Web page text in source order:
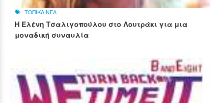
ΤΟΠΙΚΑ ΝΕΑ
Η Ελένη Τσαλιγοπούλου στο Λουτράκι για μια
μοναδική συναυλία